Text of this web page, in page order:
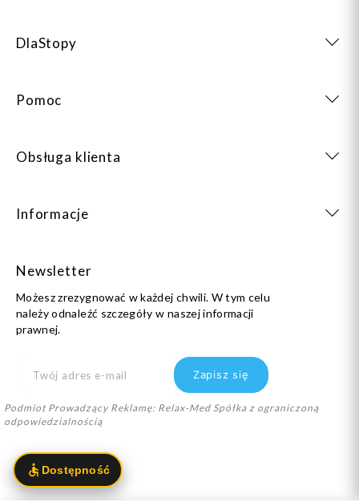
DlaStopy
Pomoc
Obsługa klienta
Informacje
Newsletter
Możesz zrezygnować w każdej chwili. W tym celu
należy odnaleźć szczegóły w naszej informacji
prawnej.
Podmiot Prowadzący Reklamę: Relax-Med Spółka z ograniczoną
odpowiedzialnością